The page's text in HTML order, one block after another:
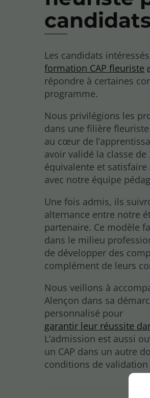
Les candidats
formation CAP fleuriste
répondre à certaines
programme.
Nous privilégions les
dans une filière
au cœur de
avoir validé la classe
équivalente et
avec notre équipe
Une fois admis, ils
alternance entre notre
partenaire. Ce modèle
dans le milieu
de développer des
complément de leurs
Nous veillons à
Alençon dans sa
personnalisé pour
garantir leur réussite
L’admission est aussi
un CAP dans un autre
conditions de validation